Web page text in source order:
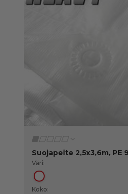
Suojapeite 2,5x3,6m, PE
Väri:
Läpikuultava
Koko: